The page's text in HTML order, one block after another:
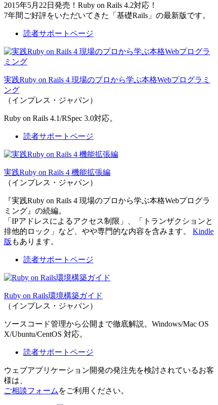
2015年5月22日発売！Ruby on Rails 4.2対応！
7年間ご好評をいただいてきた「基礎Rails」の最新版です。
読者サポートページ
実践Ruby on Rails 4 現場のプロから学ぶ本格Webプログラミ
ング
（インプレス・ジャパン）
Ruby on Rails 4.1/RSpec 3.0対応。
読者サポートページ
実践Ruby on Rails 4 機能拡張編
（インプレス・ジャパン）
『実践Ruby on Rails 4 現場のプロから学ぶ本格Webプログラ
ミング』の続編。
「IPアドレスによるアクセス制限」、「トランザクションと
排他的ロック」など、やや専門的な内容を含みます。 Kindle
版 もあります。
読者サポートページ
Ruby on Rails環境構築ガイド
（インプレス・ジャパン）
ソースコード管理から公開まで徹底解説。Windows/Mac OS
X/Ubuntu/CentOS 対応。
読者サポートページ
ウェブアプリケーション開発の発注先を検討されているお客
様は、
ご相談フォーム をご利用ください。